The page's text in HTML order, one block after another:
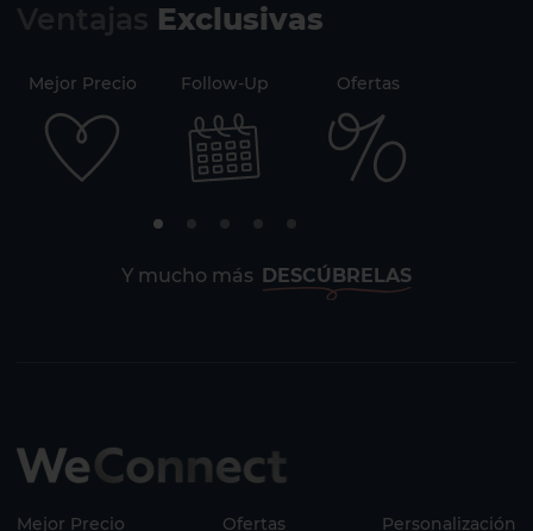
Exclusivas
Y mucho más DESCÚBRELAS
Mejor Precio Follow-Up Ofertas
Mejor Precio Ofertas Personalización